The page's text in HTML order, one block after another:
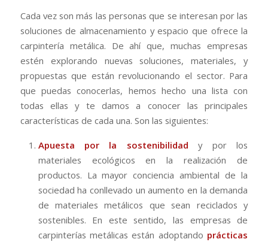
Cada vez son más las personas que se interesan por las
soluciones de almacenamiento y espacio que ofrece la
carpintería metálica. De ahí que, muchas empresas
estén explorando nuevas soluciones, materiales, y
propuestas que están revolucionando el sector. Para
que puedas conocerlas, hemos hecho una lista con
todas ellas y te damos a conocer las principales
características de cada una. Son las siguientes:
Apuesta por la sostenibilidad y por los
materiales ecológicos en la realización de
productos. La mayor conciencia ambiental de la
sociedad ha conllevado un aumento en la demanda
de materiales metálicos que sean reciclados y
sostenibles. En este sentido, las empresas de
carpinterías metálicas están adoptando prácticas